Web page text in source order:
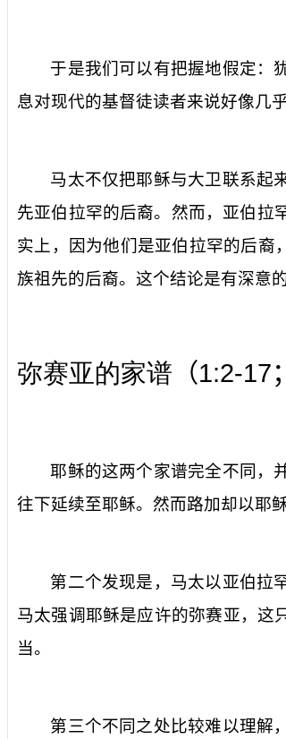
于是我们可以有把握地假定：
息对现代的基督徒读者来说好像几
马太不仅把耶稣与大卫联系起
先亚伯拉罕的后裔。然而，亚伯拉
实上，因为他们是亚伯拉罕的后裔
族祖先的后裔。这个结论是有深意的
弥赛亚的家谱 （1:2-17
耶稣的这两个家谱完全不同，
往下延续至耶稣。然而路加却以耶
第二个发现是，马太以亚伯拉
马太强调耶稣是应许的弥赛亚，这
当。
第三个不同之处比较难以理解